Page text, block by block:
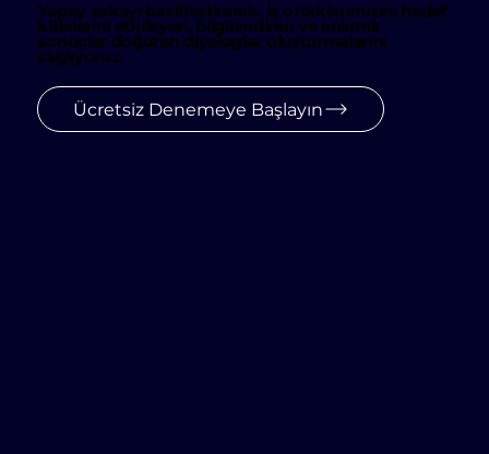
Yapay zekayı basitleştirerek, iş ortaklarımızın; hedef
kitlelerini etkileyen, bilgilendiren ve anlamlı
sonuçlar doğuran diyaloglar oluşturmalarını
sağlıyoruz.
Ücretsiz Denemeye Başlayın